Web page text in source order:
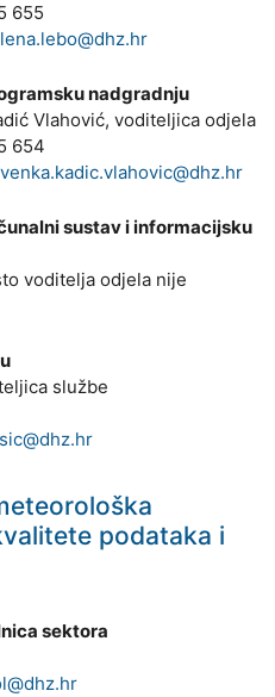
655
nadgradnju
Vlahović, voditeljica odjela
654
sustav i informacijsku
voditelja odjela nije
službe
podataka i
sektora